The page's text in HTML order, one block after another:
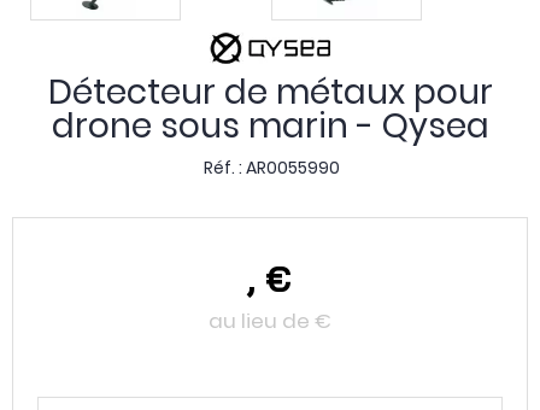
Détecteur de métaux pour
drone sous marin - Qysea
Réf. : AR0055990
, €
au lieu de €